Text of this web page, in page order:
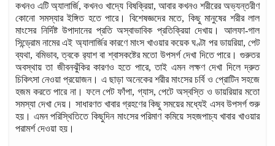
কখনও এটি অ্যালার্জি, কখনও খাদ্যে বিষক্রিয়া, আবার কখনও শরীরের অভ্যন্তরীণ
কোনো সমস্যার ইঙ্গিত হতে পারে। বিশেষজ্ঞদের মতে, কিছু মানুষের শরীর লাল
মাংসের নির্দিষ্ট উপাদানের প্রতি অস্বাভাবিক প্রতিক্রিয়া দেখায়। আলফা-গাল
সিন্ড্রোম নামের এই অ্যালার্জির কারণে মাংস খাওয়ার কয়েক ঘণ্টা পর ডায়রিয়া, পেট
ব্যথা, বমিভাব, ত্বকে র‍্যাশ বা শ্বাসকষ্টের মতো উপসর্গ দেখা দিতে পারে। গুরুতর
অবস্থায় তা জীবনঝুঁকির কারণও হতে পারে, তাই এমন লক্ষণ দেখা দিলে দ্রুত
চিকিৎসা নেওয়া প্রয়োজন। এ ছাড়া অনেকের শরীর মাংসের চর্বি ও প্রোটিন সহজে
হজম করতে পারে না। ফলে পেট ফাঁপা, গ্যাস, পেটে অস্বস্তি ও ডায়রিয়ার মতো
সমস্যা দেখা দেয়। সাধারণত খাবার গ্রহণের কিছু সময়ের মধ্যেই এসব উপসর্গ শুরু
হয়। এমন পরিস্থিতিতে কিছুদিন মাংসের পরিমাণ কমিয়ে সহজপাচ্য খাবার খাওয়ার
পরামর্শ দেওয়া হয়।